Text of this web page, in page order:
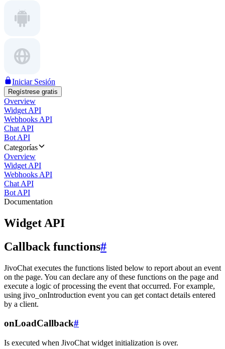
Iniciar Sesión
Regístrese gratis
Overview
Widget API
Webhooks API
Chat API
Bot API
Categorías
Overview
Widget API
Webhooks API
Chat API
Bot API
Documentation
Widget API
Callback functions#
JivoChat executes the functions listed below to report about an event
on the page. You can declare any of these functions on the page and
execute a logic of processing the event that occurred. For example,
using jivo_onIntroduction event you can get contact details entered
by a client.
onLoadCallback#
Is executed when JivoChat widget initialization is over.